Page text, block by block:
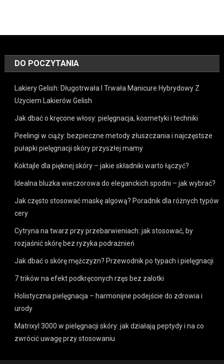
DO POCZYTANIA
Lakiery Gelish: Długotrwała I Trwała Manicure Hybrydowy Z
Użyciem Lakierów Gelish
Jak dbać o kręcone włosy: pielęgnacja, kosmetyki i techniki
Peelingi w ciąży: bezpieczne metody złuszczania i najczęstsze
pułapki pielęgnacji skóry przyszłej mamy
Koktajle dla pięknej skóry – jakie składniki warto łączyć?
Idealna bluzka wieczorowa do eleganckich spodni – jak wybrać?
Jak często stosować maskę algową? Poradnik dla różnych typów
cery
Cytryna na twarz przy przebarwieniach: jak stosować, by
rozjaśnić skórę bez ryzyka podrażnień
Jak dbać o skórę mężczyzn? Przewodnik po typach i pielęgnacji
7 trików na efekt podkręconych rzęs bez zalotki
Holistyczna pielęgnacja – harmonijne podejście do zdrowia i
urody
Matrixyl 3000 w pielęgnacji skóry: jak działają peptydy i na co
zwrócić uwagę przy stosowaniu